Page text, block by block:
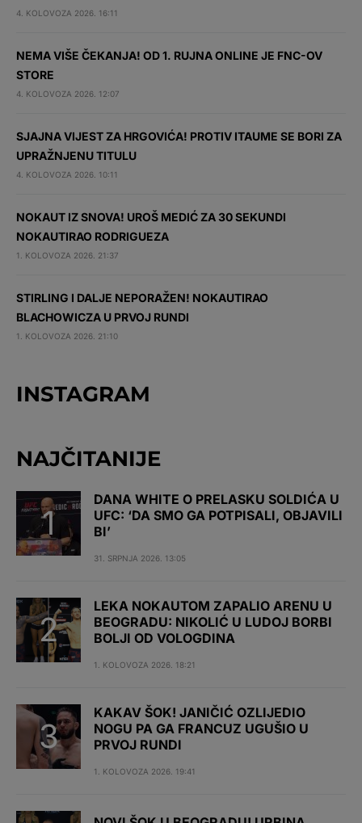
4. KOLOVOZA 2026. 16:11
NEMA VIŠE ČEKANJA! OD 1. RUJNA ONLINE JE FNC-OV
STORE
4. KOLOVOZA 2026. 12:07
SJAJNA VIJEST ZA HRGOVIĆA! PROTIV ITAUME SE BORI ZA
UPRAŽNJENU TITULU
4. KOLOVOZA 2026. 10:11
NOKAUT IZ SNOVA! UROŠ MEDIĆ ZA 30 SEKUNDI
NOKAUTIRAO RODRIGUEZA
1. KOLOVOZA 2026. 21:37
STIRLING I DALJE NEPORAŽEN! NOKAUTIRAO
BLACHOWICZA U PRVOJ RUNDI
1. KOLOVOZA 2026. 21:10
INSTAGRAM
NAJČITANIJE
DANA WHITE O PRELASKU SOLDIĆA U
UFC: ‘DA SMO GA POTPISALI, OBJAVILI
BI’
31. SRPNJA 2026. 13:05
LEKA NOKAUTOM ZAPALIO ARENU U
BEOGRADU: NIKOLIĆ U LUDOJ BORBI
BOLJI OD VOLOGDINA
1. KOLOVOZA 2026. 18:21
KAKAV ŠOK! JANIČIĆ OZLIJEDIO
NOGU PA GA FRANCUZ UGUŠIO U
PRVOJ RUNDI
1. KOLOVOZA 2026. 19:41